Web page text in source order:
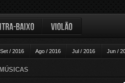
Set / 2016 Ago / 2016 Jul / 2016 Jun /
baixo Violão
MÚSICAS